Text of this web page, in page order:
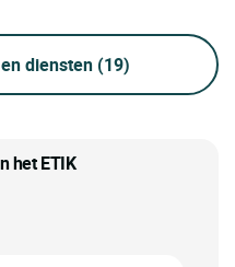
diensten (19)
het ETIK